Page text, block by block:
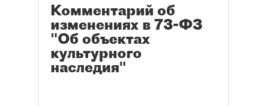
Комментарий об
изменениях в 73-ФЗ
"Об объектах
культурного
наследия"